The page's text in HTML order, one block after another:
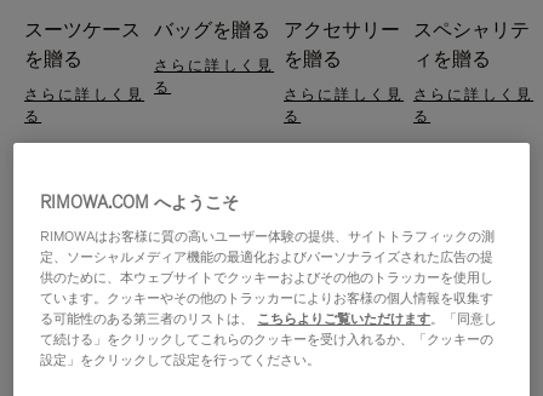
スーツケース
を贈る
さらに詳しく見
る
バッグを贈る
さらに詳しく見
る
アクセサリー
を贈る
さらに詳しく見
る
スペシャリテ
ィを贈る
さらに詳しく見
る
RIMOWA.COM へようこそ
RIMOWAはお客様に質の高いユーザー体験の提供、サイトトラフィックの測
定、ソーシャルメディア機能の最適化およびパーソナライズされた広告の提
供のために、本ウェブサイトでクッキーおよびその他のトラッカーを使用し
ています。クッキーやその他のトラッカーによりお客様の個人情報を収集す
る可能性のある第三者のリストは、 こちらよりご覧いただけます。「同意し
て続ける」をクリックしてこれらのクッキーを受け入れるか、「クッキーの
設定」をクリックして設定を行ってください。